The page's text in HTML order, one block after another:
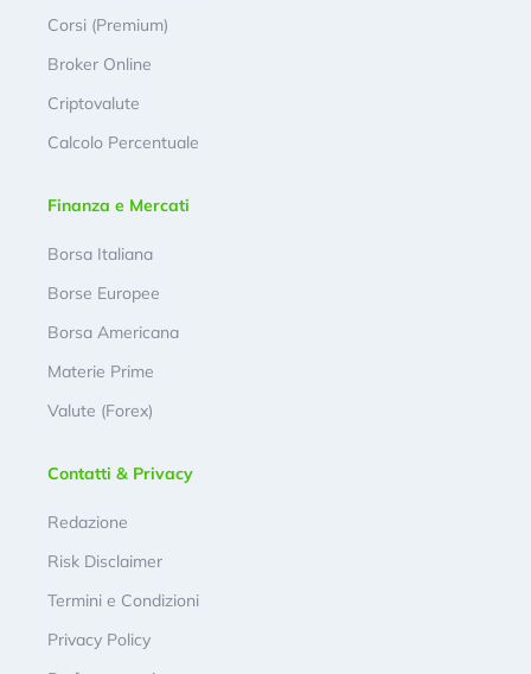
Corsi (Premium)
Broker Online
Criptovalute
Calcolo Percentuale
Finanza e Mercati
Borsa Italiana
Borse Europee
Borsa Americana
Materie Prime
Valute (Forex)
Contatti & Privacy
Redazione
Risk Disclaimer
Termini e Condizioni
Privacy Policy